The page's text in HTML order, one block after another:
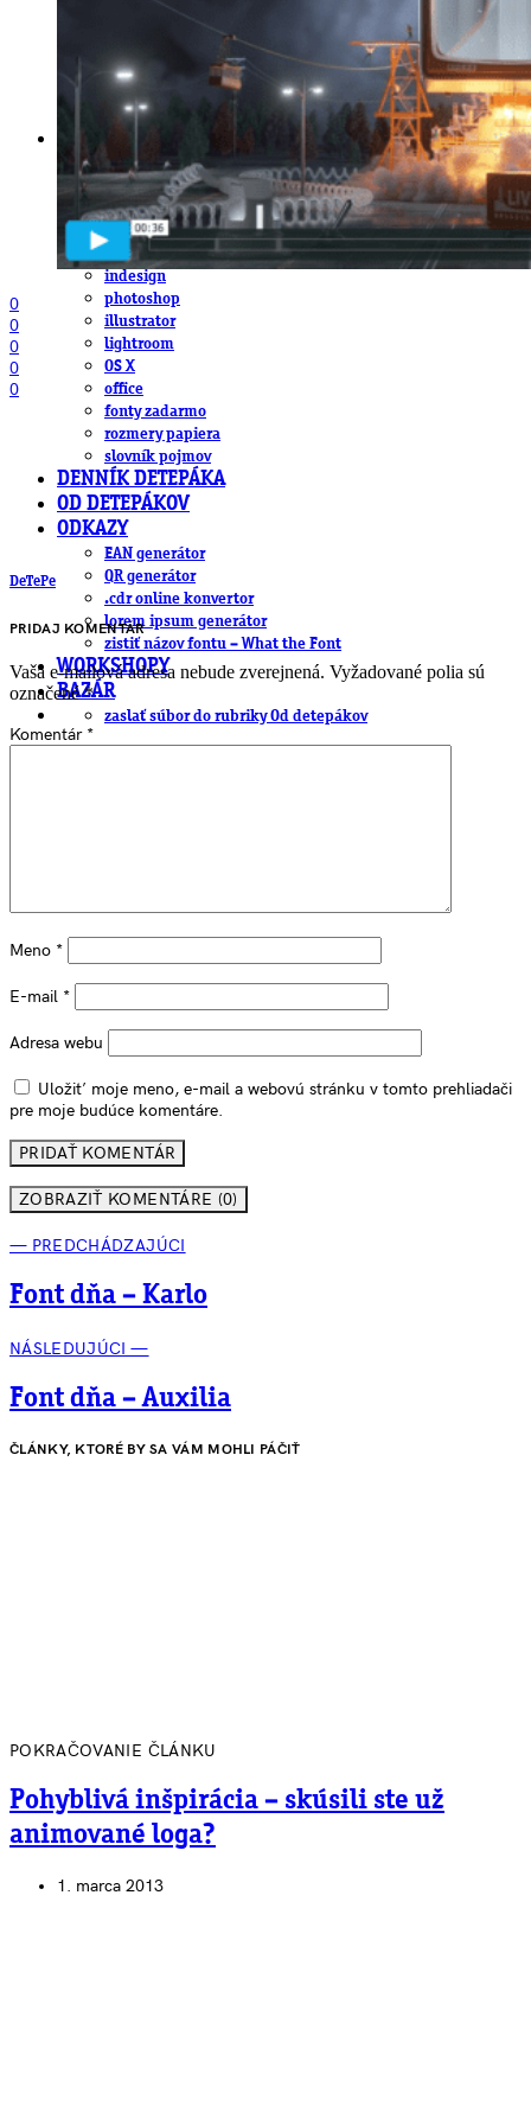
DeTePe [dtp]
FREE
NÁVODY
základy DTP
pre klientov
pdf, ps, acrobat, distiller
fonty, písmo, typografia
farby a color management návody
indesign
photoshop
illustrator
lightroom
OS X
office
fonty zadarmo
rozmery papiera
slovník pojmov
DENNÍK DETEPÁKA
OD DETEPÁKOV
ODKAZY
EAN generátor
QR generátor
.cdr online konvertor
lorem ipsum generátor
zistiť názov fontu – What the Font
WORKSHOPY
BAZÁR
zaslať súbor do rubriky Od detepákov
0
0
0
0
0
DeTePe
PRIDAJ KOMENTÁR
Vaša e-mailová adresa nebude zverejnená. Vyžadované polia sú
označené*
Komentár *
Meno *
E-mail *
Adresa webu
Uložiť moje meno, e-mail a webovú stránku v tomto prehliadači
pre moje budúce komentáre.
ZOBRAZIŤ KOMENTÁRE (0)
— PREDCHÁDZAJÚCI
Font dňa – Karlo
NÁSLEDUJÚCI —
Font dňa – Auxilia
ČLÁNKY, KTORÉ BY SA VÁM MOHLI PÁČIŤ
POKRAČOVANIE ČLÁNKU
Pohyblivá inšpirácia – skúsili ste už
animované loga?
1. marca 2013